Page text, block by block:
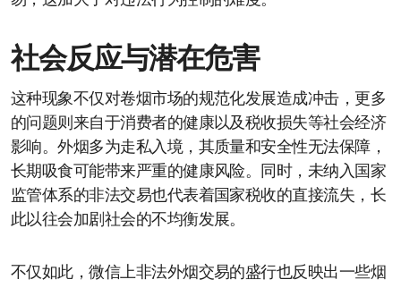
社会反应与潜在危害
这种现象不仅对卷烟市场的规范化发展造成冲击，更多
的问题则来自于消费者的健康以及税收损失等社会经济
影响。外烟多为走私入境，其质量和安全性无法保障，
长期吸食可能带来严重的健康风险。同时，未纳入国家
监管体系的非法交易也代表着国家税收的直接流失，长
此以往会加剧社会的不均衡发展。
不仅如此，微信上非法外烟交易的盛行也反映出一些烟